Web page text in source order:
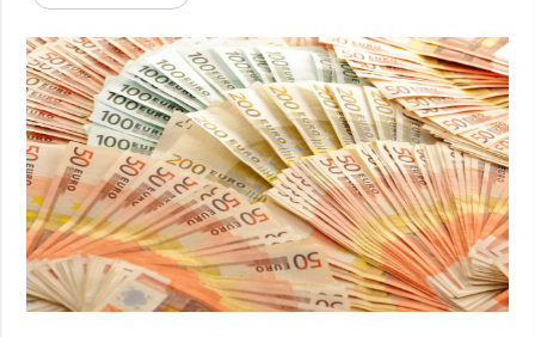
Política
Economía
Defensa
Sociedad y
Cultura
Deportes
Crimen
Desastres y
emergencias
Política de
privacidad y
protección de
datos personales